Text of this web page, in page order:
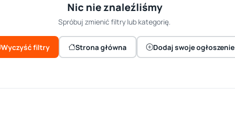
Nic nie znaleźliśmy
Spróbuj zmienić filtry lub kategorię.
Wyczyść filtry Strona główna Dodaj swoje ogłoszenie